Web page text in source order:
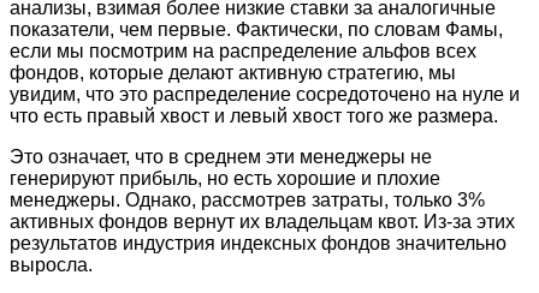
анализы, взимая более низкие ставки за аналогичные
показатели, чем первые. Фактически, по словам Фамы,
если мы посмотрим на распределение альфов всех
фондов, которые делают активную стратегию, мы
увидим, что это распределение сосредоточено на нуле и
что есть правый хвост и левый хвост того же размера.
Это означает, что в среднем эти менеджеры не
генерируют прибыль, но есть хорошие и плохие
менеджеры. Однако, рассмотрев затраты, только 3%
активных фондов вернут их владельцам квот. Из-за этих
результатов индустрия индексных фондов значительно
выросла.